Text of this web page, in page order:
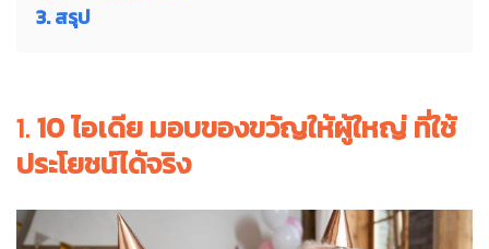
3. สรุป
1.10 ไอเดีย มอบของขวัญให้ผู้ใหญ่ ที่ใช้
ประโยชน์ได้จริง